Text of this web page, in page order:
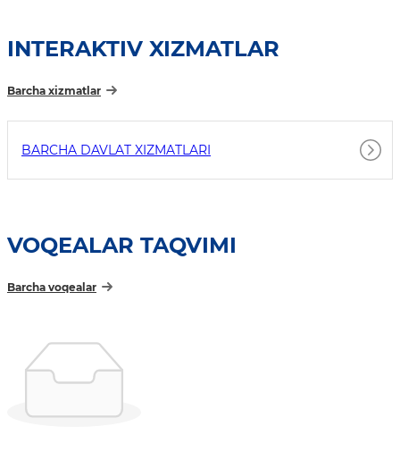
INTERAKTIV XIZMATLAR
Barcha xizmatlar
BARCHA DAVLAT XIZMATLARI
VOQEALAR TAQVIMI
Barcha voqealar